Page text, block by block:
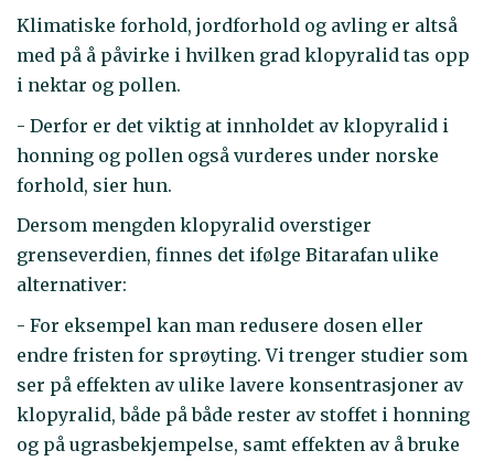
Klimatiske forhold, jordforhold og avling er altså
med på å påvirke i hvilken grad klopyralid tas opp
i nektar og pollen.
- Derfor er det viktig at innholdet av klopyralid i
honning og pollen også vurderes under norske
forhold, sier hun.
Dersom mengden klopyralid overstiger
grenseverdien, finnes det ifølge Bitarafan ulike
alternativer:
- For eksempel kan man redusere dosen eller
endre fristen for sprøyting. Vi trenger studier som
ser på effekten av ulike lavere konsentrasjoner av
klopyralid, både på både rester av stoffet i honning
og på ugrasbekjempelse, samt effekten av å bruke